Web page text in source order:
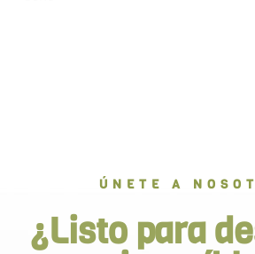
ÚNETE A
¿Listo para